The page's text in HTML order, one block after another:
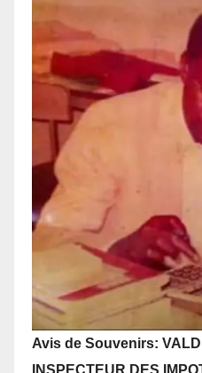
Avis de Souvenirs:
INSPECTEUR DES